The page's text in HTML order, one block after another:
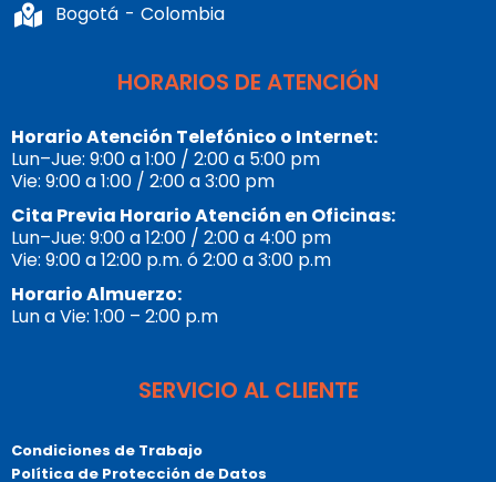
Bogotá - Colombia
HORARIOS DE ATENCIÓN
Horario Atención Telefónico o Internet:
Lun–Jue: 9:00 a 1:00 / 2:00 a 5:00 pm
Vie: 9:00 a 1:00 / 2:00 a 3:00 pm
Cita Previa Horario Atención en Oficinas:
Lun–Jue: 9:00 a 12:00 / 2:00 a 4:00 pm
Vie: 9:00 a 12:00 p.m. ó 2:00 a 3:00 p.m
Horario Almuerzo:
Lun a Vie: 1:00 – 2:00 p.m
SERVICIO AL CLIENTE
Condiciones de Trabajo
Política de Protección de Datos